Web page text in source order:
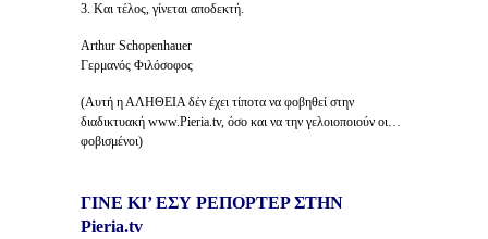
3. Και τέλος, γίνεται αποδεκτή.
Arthur Schopenhauer
Γερμανός Φιλόσοφος
(Αυτή η ΑΛΗΘΕΙΑ δέν έχει τίποτα να φοβηθεί στην
διαδικτυακή www.Pieria.tv, όσο και να την γελοιοποιούν οι…
φοβισμένοι)
ΓΙΝΕ ΚΙ’ ΕΣΥ ΡΕΠΟΡΤΕΡ ΣΤΗΝ
Pieria.tv